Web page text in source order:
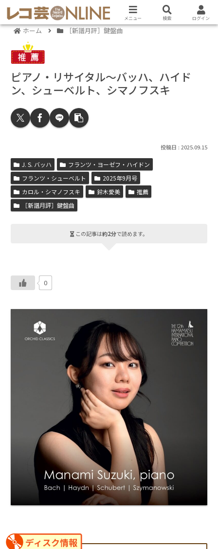
ホーム ［新譜月評］鍵盤曲
ピアノ・リサイタル～バッハ、ハイド
ン、シューベルト、シマノフスキ
2025.09.15
J. S. バッハ
フランツ・ヨーゼフ・ハイドン
フランツ・シューベルト
2025年9月号
カロル・シマノフスキ
鈴木愛美
推薦
［新譜月評］鍵盤曲
この記事は約2分で読めます。
0
ディスク情報
メニュー 検索 ログイン